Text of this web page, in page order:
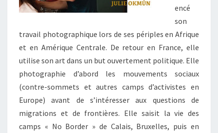
encé
son
travail photographique lors de ses périples en Afrique
et en Amérique Centrale. De retour en France, elle
utilise son art dans un but ouvertement politique. Elle
photographie d’abord les mouvements sociaux
(contre-sommets et autres camps d’activistes en
Europe) avant de s’intéresser aux questions de
migrations et de frontières. Elle saisit la vie des
camps « No Border » de Calais, Bruxelles, puis en